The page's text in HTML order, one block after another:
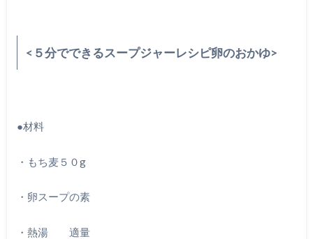
<５分でできるスープジャーレシピ卵のおかゆ>
●材料
・もち麦５０g
・卵スープの素
・熱湯 適量